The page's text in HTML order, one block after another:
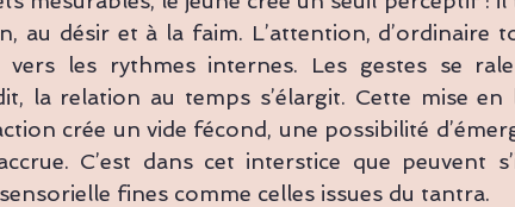
au désir et à la faim. L’attention, d’ordinaire
vers les rythmes internes. Les gestes se
la relation au temps s’élargit. Cette mise en
crée un vide fécond, une possibilité
C’est dans cet interstice que peuvent
fines comme celles issues du tantra.